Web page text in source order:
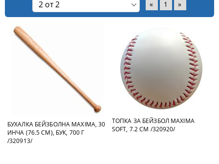
« 1 »
БУХАЛКА БЕЙЗБОЛНА MAXIMA, 30
ИНЧА (76.5 СМ), БУК, 700 Г
/320913/
ТОПКА ЗА БЕЙЗБОЛ MAXIMA
SOFT, 7.2 СМ /320920/